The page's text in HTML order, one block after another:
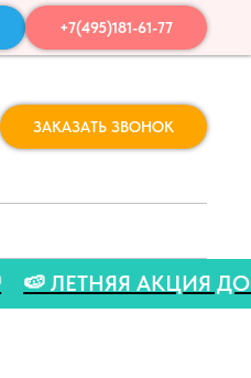
+7(495)181-61-77
ЗАКАЗАТЬ ЗВОНОК
🍉 🍉 ЛЕТНЯЯ